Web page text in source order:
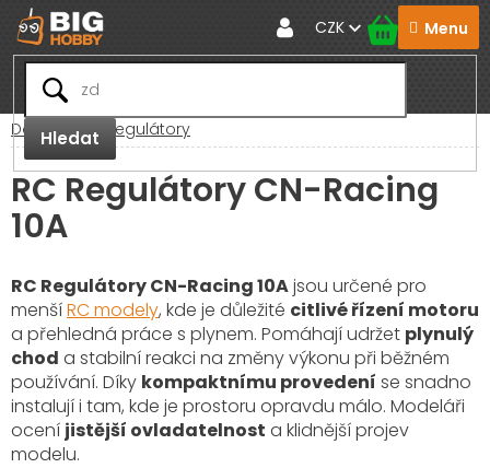
Přejít
na
obsah
Hledat
CZK
Domů RC Regulátory
RC Regulátory CN-Racing
10A
RC Regulátory CN-Racing 10Ajsou určené pro
menšíRC modely, kde je důležité citlivé řízení motoru
a přehledná práce s plynem. Pomáhají udržet plynulý
chod a stabilní reakci na změny výkonu při běžném
používání. Díky kompaktnímu provedení se snadno
instalují i tam, kde je prostoru opravdu málo. Modeláři
ocení jistější ovladatelnost a klidnější projev
modelu.